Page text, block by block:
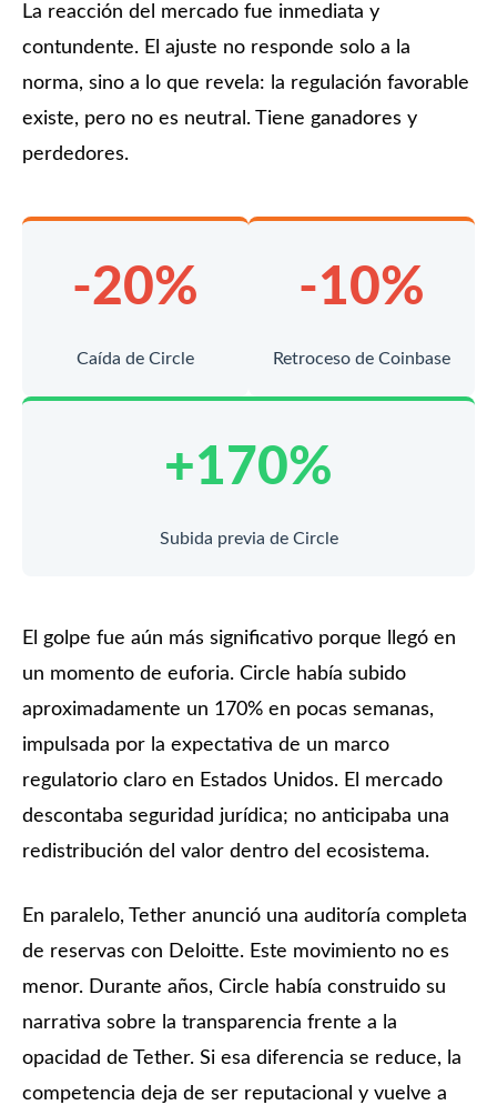
La reacción del mercado fue inmediata y
contundente. El ajuste no responde solo a la
norma, sino a lo que revela: la regulación favorable
existe, pero no es neutral. Tiene ganadores y
perdedores.
-20%
Caída de Circle
-10%
Retroceso de Coinbase
+170%
Subida previa de Circle
El golpe fue aún más significativo porque llegó en
un momento de euforia. Circle había subido
aproximadamente un 170% en pocas semanas,
impulsada por la expectativa de un marco
regulatorio claro en Estados Unidos. El mercado
descontaba seguridad jurídica; no anticipaba una
redistribución del valor dentro del ecosistema.
En paralelo, Tether anunció una auditoría completa
de reservas con Deloitte. Este movimiento no es
menor. Durante años, Circle había construido su
narrativa sobre la transparencia frente a la
opacidad de Tether. Si esa diferencia se reduce, la
competencia deja de ser reputacional y vuelve a